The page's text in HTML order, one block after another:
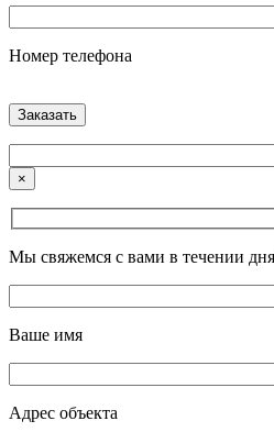
Номер телефона
×
Мы свяжемся с вами в течении
Ваше имя
Адрес объекта